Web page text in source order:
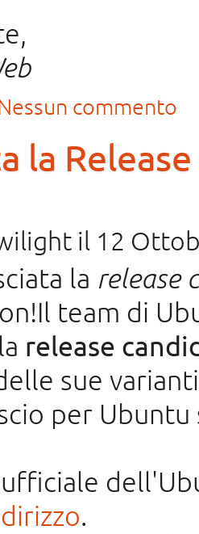
commento
la
il 12
la release
team di
release
sue
per
.